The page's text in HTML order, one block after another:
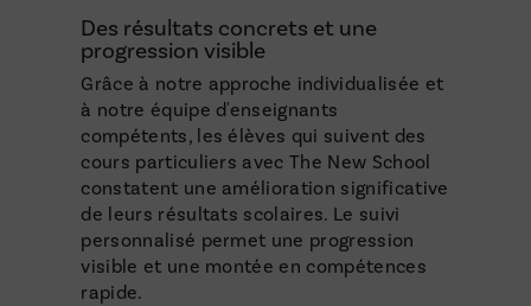
Des résultats concrets et une
progression visible
Grâce à notre approche individualisée et
à notre équipe d'enseignants
compétents, les élèves qui suivent des
cours particuliers avec The New School
constatent une amélioration significative
de leurs résultats scolaires. Le suivi
personnalisé permet une progression
visible et une montée en compétences
rapide.